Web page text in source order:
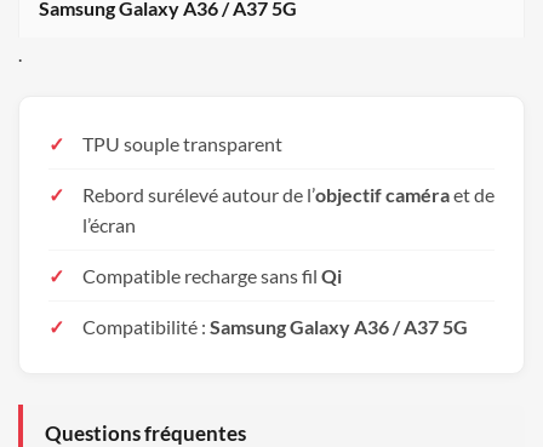
Samsung Galaxy A36 / A37 5G
TPU souple transparent
Rebord surélevé autour de l’objectif caméraet de
l’écran
Compatible recharge sans fil Qi
Compatibilité : Samsung Galaxy A36 / A37 5G
Questions fréquentes